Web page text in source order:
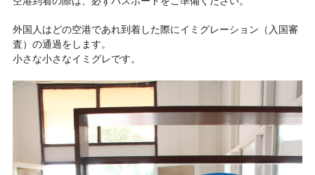
外国人はどの空港であれ到着した際にイミグレーション（入国審
査）の通過をします。
小さな小さなイミグレです。